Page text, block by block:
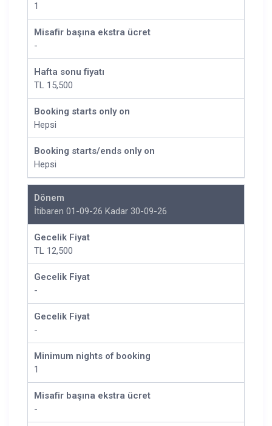
1
Misafir başına ekstra ücret
-
Hafta sonu fiyatı
TL 15,500
Booking starts only on
Hepsi
Booking starts/ends only on
Hepsi
Dönem
İtibaren 01-09-26 Kadar 30-09-26
Gecelik Fiyat
TL 12,500
Gecelik Fiyat
-
Gecelik Fiyat
-
Minimum nights of booking
1
Misafir başına ekstra ücret
-